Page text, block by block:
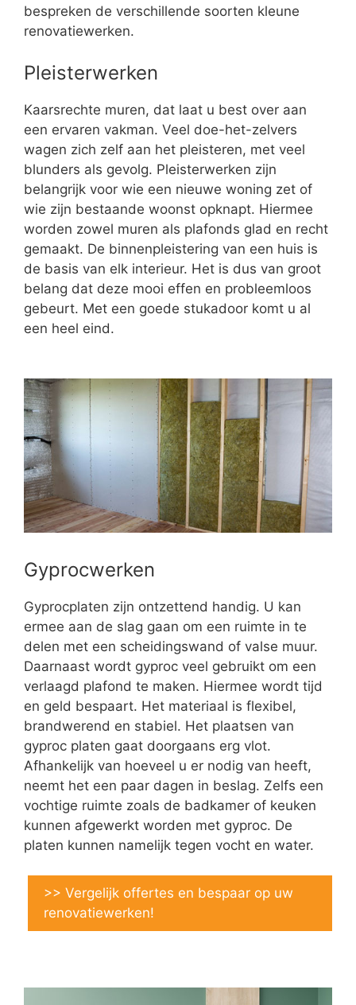
bespreken de verschillende soorten kleune
renovatiewerken.
Pleisterwerken
Kaarsrechte muren, dat laat u best over aan
een ervaren vakman. Veel doe-het-zelvers
wagen zich zelf aan het pleisteren, met veel
blunders als gevolg. Pleisterwerken zijn
belangrijk voor wie een nieuwe woning zet of
wie zijn bestaande woonst opknapt. Hiermee
worden zowel muren als plafonds glad en recht
gemaakt. De binnenpleistering van een huis is
de basis van elk interieur. Het is dus van groot
belang dat deze mooi effen en probleemloos
gebeurt. Met een goede stukadoor komt u al
een heel eind.
Gyprocwerken
Gyprocplaten zijn ontzettend handig. U kan
ermee aan de slag gaan om een ruimte in te
delen met een scheidingswand of valse muur.
Daarnaast wordt gyproc veel gebruikt om een
verlaagd plafond te maken. Hiermee wordt tijd
en geld bespaart. Het materiaal is flexibel,
brandwerend en stabiel. Het plaatsen van
gyproc platen gaat doorgaans erg vlot.
Afhankelijk van hoeveel u er nodig van heeft,
neemt het een paar dagen in beslag. Zelfs een
vochtige ruimte zoals de badkamer of keuken
kunnen afgewerkt worden met gyproc. De
platen kunnen namelijk tegen vocht en water.
>> Vergelijk offertes en bespaar op uw
renovatiewerken!